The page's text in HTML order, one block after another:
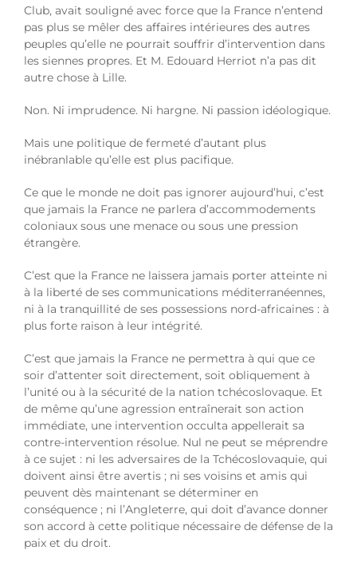
Club, avait souligné avec force que la France n’entend
pas plus se mêler des affaires intérieures des autres
peuples qu’elle ne pourrait souffrir d’intervention dans
les siennes propres. Et M. Edouard Herriot n’a pas dit
autre chose à Lille.
Non. Ni imprudence. Ni hargne. Ni passion idéologique.
Mais une politique de fermeté d’autant plus
inébranlable qu’elle est plus pacifique.
Ce que le monde ne doit pas ignorer aujourd’hui, c’est
que jamais la France ne parlera d’accommodements
coloniaux sous une menace ou sous une pression
étrangère.
C’est que la France ne laissera jamais porter atteinte ni
à la liberté de ses communications méditerranéennes,
ni à la tranquillité de ses possessions nord-africaines : à
plus forte raison à leur intégrité.
C’est que jamais la France ne permettra à qui que ce
soir d’attenter soit directement, soit obliquement à
l’unité ou à la sécurité de la nation tchécoslovaque. Et
de même qu’une agression entraînerait son action
immédiate, une intervention occulta appellerait sa
contre-intervention résolue. Nul ne peut se méprendre
à ce sujet : ni les adversaires de la Tchécoslovaquie, qui
doivent ainsi être avertis ; ni ses voisins et amis qui
peuvent dès maintenant se déterminer en
conséquence ; ni l’Angleterre, qui doit d’avance donner
son accord à cette politique nécessaire de défense de la
paix et du droit.